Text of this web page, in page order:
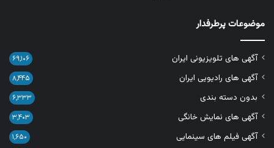
موضوعات پرطرفدار
آگهی های تلویزیونی ایران ۶۹,۱۰۶
آگهی های رادیویی ایران ۸,۴۴۵
بدون دسته بندی ۶,۳۳۳
آگهی های نمایش خانگی ۳,۴۰۳
آگهی فیلم های سینمایی ۱,۶۵۰